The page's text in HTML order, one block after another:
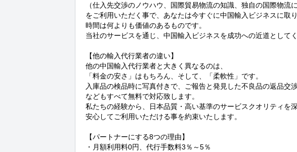
（仕入先交渉のノウハウ、国際貿易物流の知識、独自の国際物流
をご利用いただく事で、あなたは今すぐに中国輸入ビジネスに取
時間は何よりも価値のあるものです。
当社のサービスを通じ、中国輸入ビジネスを成功への近道としてく
【他の輸入代行業者の違い】
他の中国輸入代行業者と大きく異なるのは、
「料金の安さ」はもちろん、そして、「柔軟性」です。
入庫品の検品時に写真付きで、ご報告と発見した不良品の返品交
などもすべて無料で対応致します。
私たちの経験から、日本品質・高い基準のサービスクオリティを
安心してご利用いただける事を約束いたします。
【パートナーにする8つの理由】
・月額利用料0円、代行手数料3％～5％